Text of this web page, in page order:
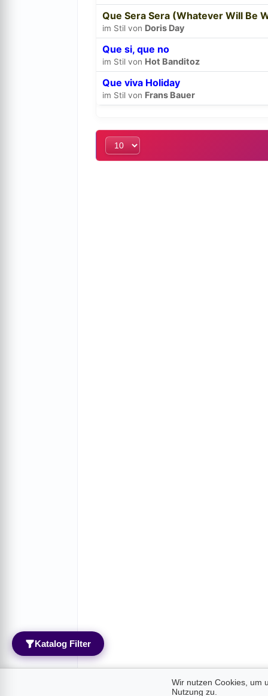
Que Sera Sera (Whatever Will Be
im Stil von Doris Day
Que si, que no
im Stil von Hot Banditoz
Que viva Holiday
im Stil von Frans Bauer
Katalog Filter
Wir nutzen Cookies, um
Nutzung zu.